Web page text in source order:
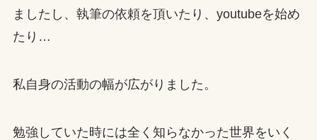
ましたし、執筆の依頼を頂いたり、youtubeを始め
たり…
私自身の活動の幅が広がりました。
勉強していた時には全く知らなかった世界をいく